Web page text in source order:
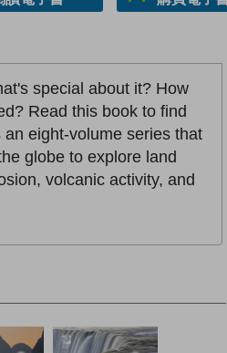
special about it? How
Read this book to find
eight-volume series that
globe to explore land
volcanic activity, and